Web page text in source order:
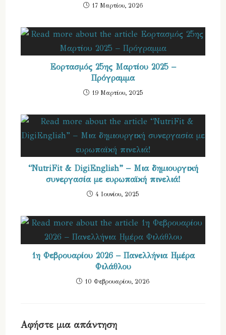
17 Μαρτίου, 2026
Εορτασμός 25ης Μαρτίου 2025 –
Πρόγραμμα
19 Μαρτίου, 2025
“NutriFit & DigiEnglish” – Μια δημιουργική
συνεργασία με ευρωπαϊκή πινελιά!
4 Ιουνίου, 2025
1η Φεβρουαρίου 2026 – Πανελλήνια Ημέρα
Φιλάθλου
10 Φεβρουαρίου, 2026
Αφήστε μια απάντηση